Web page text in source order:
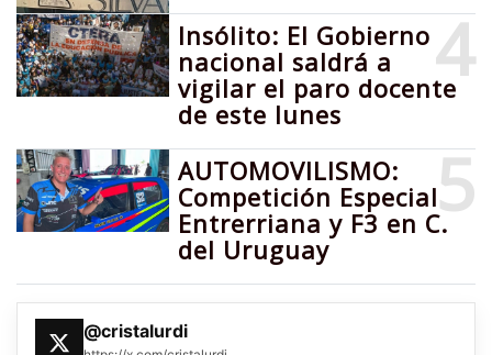
4
Insólito: El Gobierno
nacional saldrá a
vigilar el paro docente
de este lunes
5
AUTOMOVILISMO:
Competición Especial
Entrerriana y F3 en C.
del Uruguay
@cristalurdi